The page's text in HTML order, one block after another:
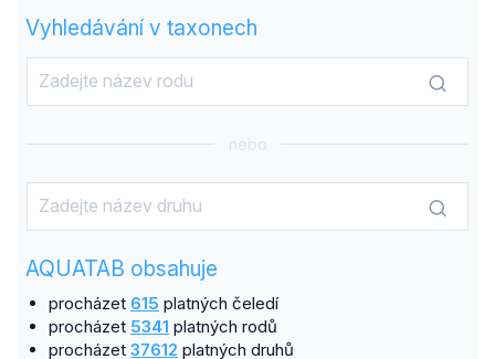
Vyhledávání v taxonech
nebo
AQUATAB obsahuje
procházet 615 platných čeledí
procházet 5341 platných rodů
procházet 37612 platných druhů